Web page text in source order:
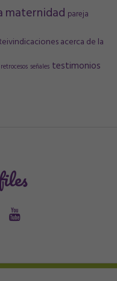
maternidad pareja
acerca de la
retrocesos señales testimonios